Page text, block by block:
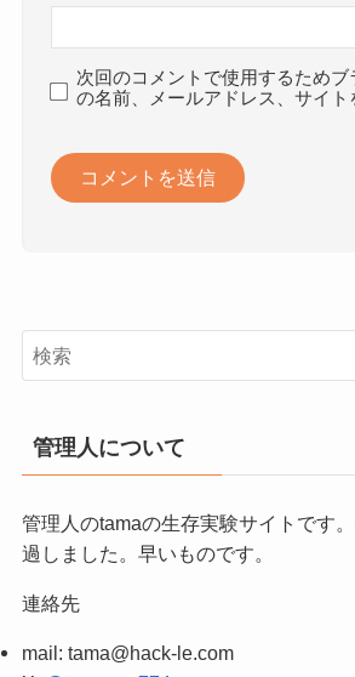
次回のコメントで使用するためブ
の名前、メールアドレス、サイト
管理人について
管理人のtamaの生存実験サイトです
過しました。早いものです。
連絡先
mail: tama@hack-le.com